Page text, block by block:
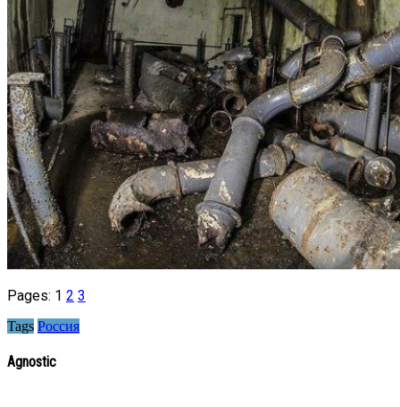
Pages: 1 2 3
Tags Россия
Agnostic